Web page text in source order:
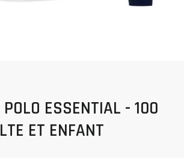
POLO ESSENTIAL - 100
ET ENFANT